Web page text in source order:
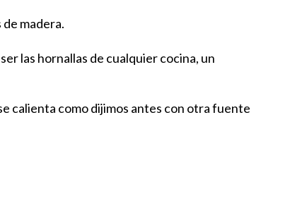
madera.
las hornallas de cualquier cocina, un
calienta como dijimos antes con otra fuente